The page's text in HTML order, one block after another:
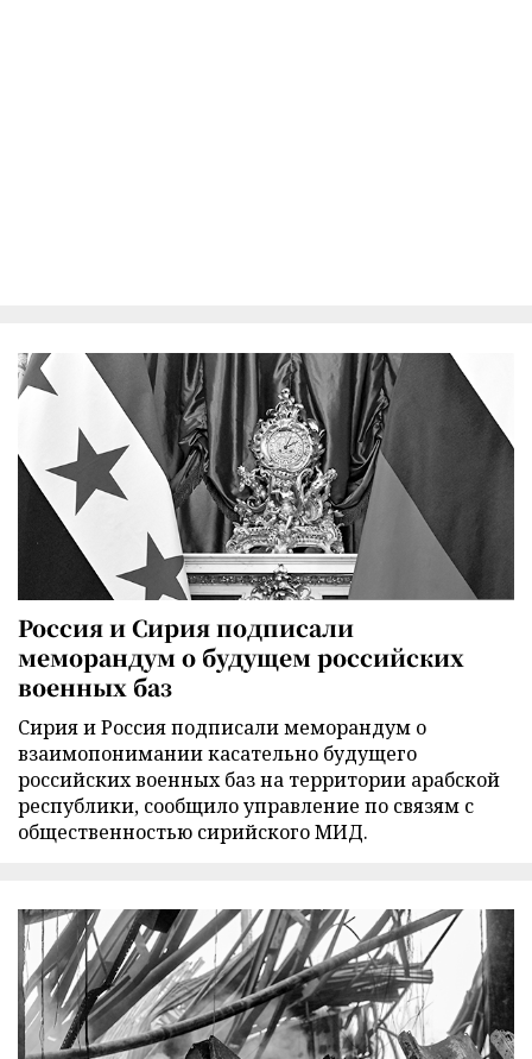
Россия и Сирия подписали
меморандум о будущем российских
военных баз
Сирия и Россия подписали меморандум о
взаимопонимании касательно будущего
российских военных баз на территории арабской
республики, сообщило управление по связям с
общественностью сирийского МИД.